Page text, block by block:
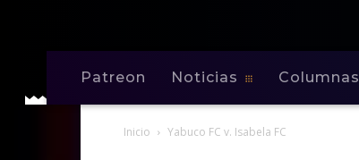
Patreon Noticias Columnas
Inicio Yabuco FC v. Isabela FC